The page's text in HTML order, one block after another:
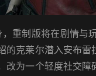
制版将在剧情与
克莱尔潜入安布
为一个轻度社交